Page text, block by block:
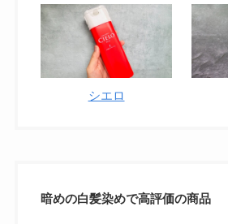
シエロ
暗めの白髪染めで高評価の商品